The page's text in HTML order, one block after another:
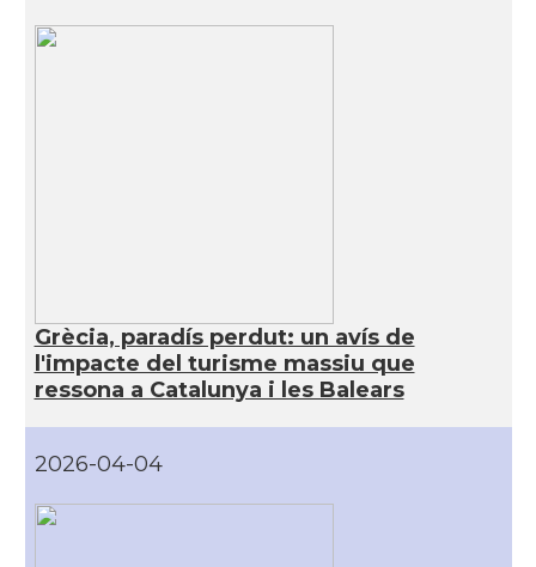
Grècia, paradís perdut: un avís de
l'impacte del turisme massiu que
ressona a Catalunya i les Balears
2026-04-04